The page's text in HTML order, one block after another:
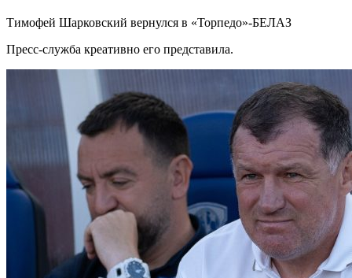
Тимофей Шарковский вернулся в «Торпедо»-БЕЛАЗ
Пресс-служба креативно его представила.